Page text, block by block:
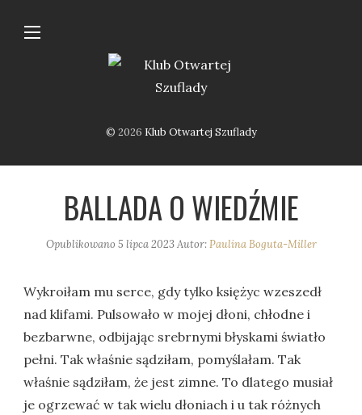
© 2026 Klub Otwartej Szuflady
BALLADA O WIEDŹMIE
Opublikowano 5 lipca 2023 Autor:Paulina Boguta-Miller
Wykroiłam mu serce, gdy tylko księżyc wzeszedł
nad klifami. Pulsowało w mojej dłoni, chłodne i
bezbarwne, odbijając srebrnymi błyskami światło
pełni. Tak właśnie sądziłam, pomyślałam. Tak
właśnie sądziłam, że jest zimne. To dlatego musiał
je ogrzewać w tak wielu dłoniach i u tak różnych